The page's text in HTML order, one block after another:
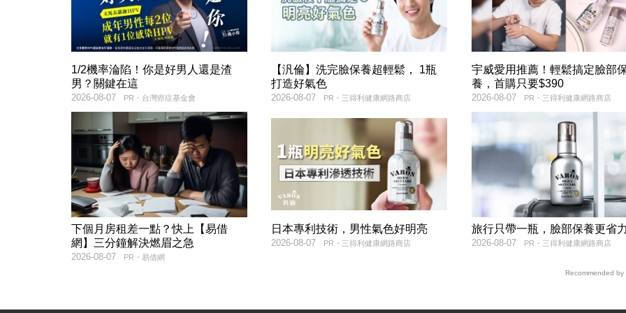
1/2機率淪陷！你是好男人還是渣
男？關鍵在這
PR・台灣癌症基金會
2026-08-07
【汎倫】洗完臉保養超輕鬆， 1瓶
打造好氣色
PR・三得利健康網路商店
2026-08-07
宇威愛用推薦！輕鬆搞定臉部
養，首購只要$390
PR・三得利健康網路商店
2026-08-07
下個月房租差一點？快上【易借
網】三分鐘解決燃眉之急
PR・易借網
2026-08-07
日本專利技術，男性氣色好明亮
PR・三得利健康網路商店
2026-08-07
旅行只帶一瓶，臉部保養更省
PR・三得利健康網路商店
2026-08-07
Recommended by